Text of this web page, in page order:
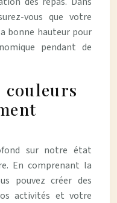
vous que votre
bonne hauteur pour
pendant de
couleurs
sur notre état
En comprenant la
pouvez créer des
activités et votre